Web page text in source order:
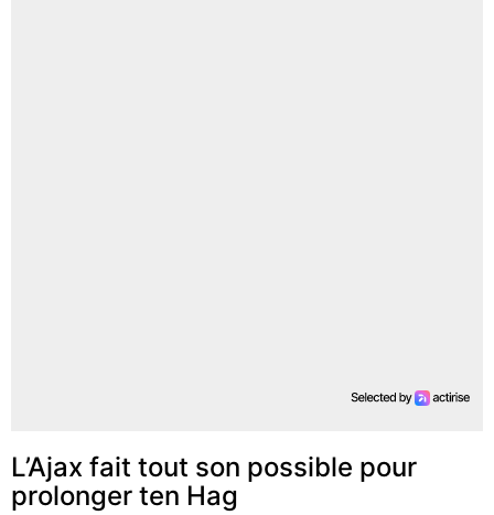
L’Ajax fait tout son possible pour
prolonger ten Hag